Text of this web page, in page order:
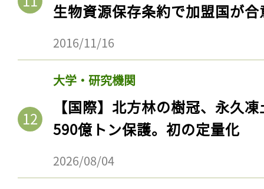
生物資源保存条約で加盟国が合
2016/11/16
大学・研究機関
【国際】北方林の樹冠、永久
590億トン保護。初の定量化
2026/08/04